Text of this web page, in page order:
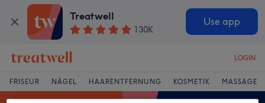
Treatwell
130K
Use app
LOGIN
FRISEUR NÄGEL HAARENTFERNUNG KOSMETIK MASSAGE